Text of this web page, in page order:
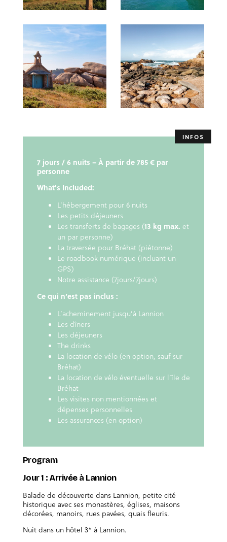
7 jours / 6 nuits – À partir de 785 € par
personne
What's Included:
L’hébergement pour 6 nuits
Les petits déjeuners
Les transferts de bagages (13 kg max. et
un par personne)
La traversée pour Bréhat (piétonne)
Le roadbook numérique (incluant un
GPS)
Notre assistance (7jours/7jours)
Ce qui n’est pas inclus :
L’acheminement jusqu’à Lannion
Les dîners
Les déjeuners
The drinks
La location de vélo (en option, sauf sur
Bréhat)
La location de vélo éventuelle sur l’île de
Bréhat
Les visites non mentionnées et
dépenses personnelles
Les assurances (en option)
Program
Jour 1 : Arrivée à Lannion
Balade de découverte dans Lannion, petite cité
historique avec ses monastères, églises, maisons
décorées, manoirs, rues pavées, quais fleuris.
Nuit dans un hôtel 3* à Lannion.